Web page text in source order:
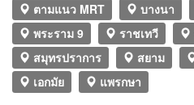
ตามแนว MRT
บางนา
พระราม 9
ราชเทวี
สมุทรปราการ
สยาม
เอกมัย
แพรกษา